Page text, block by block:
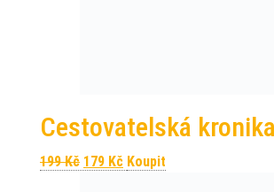
Cestovatelská
199Kč Původní cena byla: 199 Kč.
179 KčAktuální cena je: 179 Kč.
Koupit